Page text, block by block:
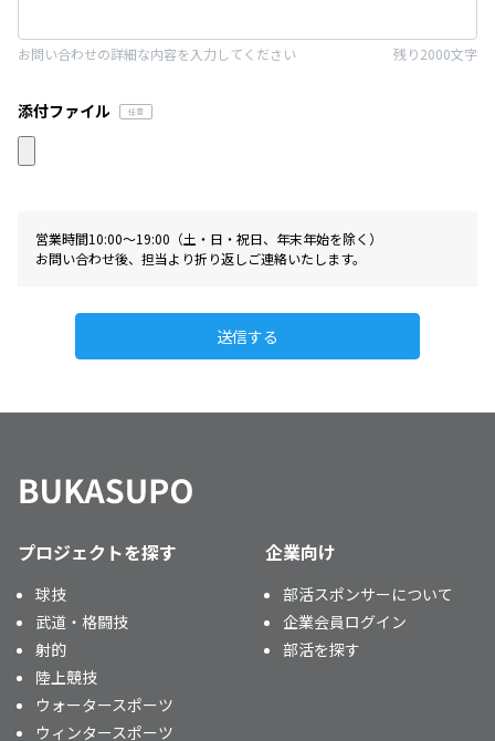
残り2000文字
お問い合わせの詳細な内容を入力してください
添付ファイル
営業時間10:00〜19:00（土・日・祝日、年末年始を除く）
お問い合わせ後、担当より折り返しご連絡いたします。
送信する
プロジェクトを探す
球技
武道・格闘技
射的
陸上競技
ウォータースポーツ
ウィンタースポーツ
企業向け
部活スポンサーについて
企業会員ログイン
部活を探す